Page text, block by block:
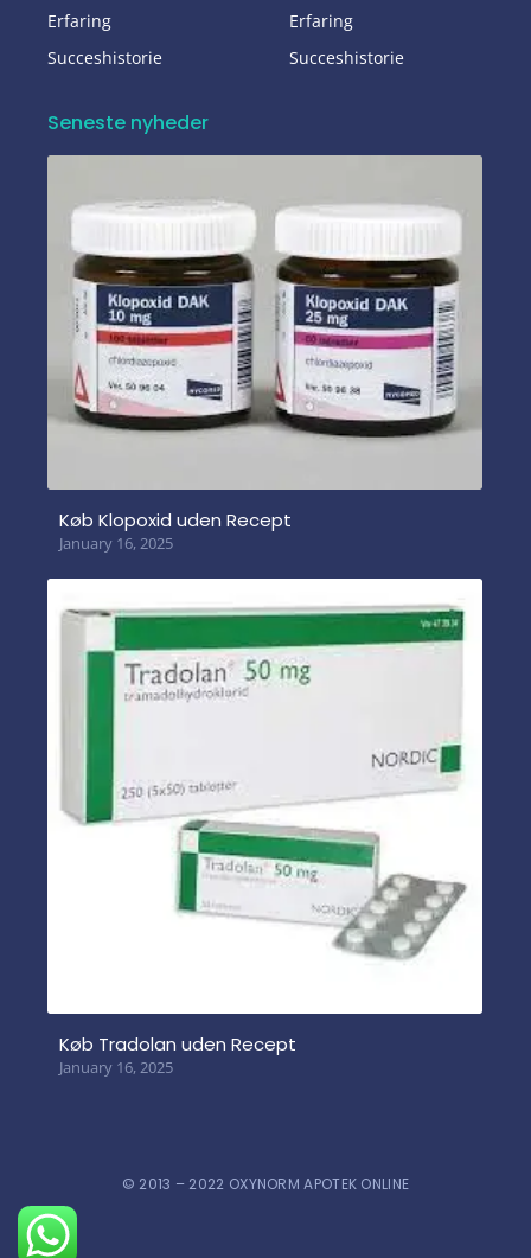
Erfaring
Succeshistorie
Erfaring
Succeshistorie
Seneste nyheder
Køb Klopoxid uden Recept
January 16, 2025
Køb Tradolan uden Recept
January 16, 2025
© 2013 – 2022 OXYNORM APOTEK ONLINE